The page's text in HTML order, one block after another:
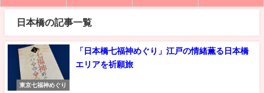
日本橋の記事一覧
東京七福神めぐり
「日本橋七福神めぐり」江戸の情緒薫る日本橋
エリアを祈願旅